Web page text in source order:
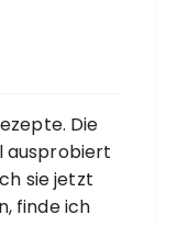
Die
ausprobiert
sie jetzt
finde ich